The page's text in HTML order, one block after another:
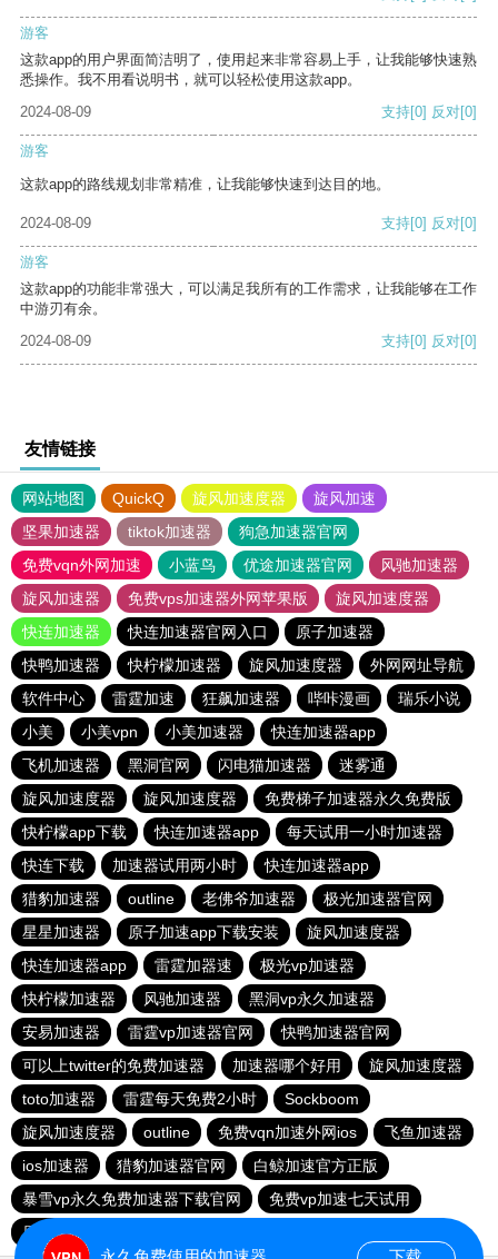
游客
这款app的用户界面简洁明了，使用起来非常容易上手，让我能够快速熟
悉操作。我不用看说明书，就可以轻松使用这款app。
2024-08-09
支持[0] 反对[0]
游客
这款app的路线规划非常精准，让我能够快速到达目的地。
2024-08-09 支持[0] 反对[0]
游客
这款app的功能非常强大，可以满足我所有的工作需求，让我能够在工作
中游刃有余。
2024-08-09
支持[0] 反对[0]
友情链接
网站地图 QuickQ 旋风加速度器
旋风加速
坚果加速器
tiktok加速器
狗急加速器官网
免费vqn外网加速
小蓝鸟 优途加速器官网
风驰加速器
旋风加速器
免费vps加速器外网苹果版
旋风加速度器
快连加速器
快连加速器官网入口
原子加速器
快鸭加速器
快柠檬加速器 旋风加速度器
外网网址导航
软件中心
雷霆加速 狂飙加速器 哔咔漫画
瑞乐小说
小美
小美vpn 小美加速器
快连加速器app
飞机加速器
黑洞官网 闪电猫加速器
迷雾通
旋风加速度器
旋风加速度器
免费梯子加速器永久免费版
快柠檬app下载
快连加速器app
每天试用一小时加速器
快连下载
加速器试用两小时
快连加速器app
猎豹加速器
outline 老佛爷加速器
极光加速器官网
星星加速器
原子加速app下载安装
旋风加速度器
快连加速器app
雷霆加器速
极光vp加速器
快柠檬加速器
风驰加速器
黑洞vp永久加速器
安易加速器
雷霆vp加速器官网
快鸭加速器官网
可以上twitter的免费加速器
加速器哪个好用
旋风加速度器
toto加速器
雷霆每天免费2小时
Sockboom
旋风加速度器
outline 免费vqn加速外网ios
飞鱼加速器
ios加速器
猎豹加速器官网
白鲸加速官方正版
暴雪vp永久免费加速器下载官网
免费vp加速七天试用
原子加速器下载